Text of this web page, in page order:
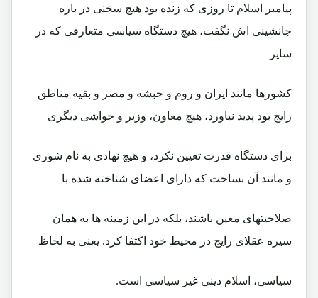
پیامبر اسلام تا روزی که زنده بود هیچ سخنی در باره
جانشینی اش نگفت، هیچ دستگاه سیاسی متعارفی که در
سایر
کشورها مانند ایران و روم و حبشه و مصر و بقیه مناطق
رایج بود پدید نیاورد، هیچ معاون، وزیر و حواشی دیگری
برای دستگاه قدرت تعیین نکرد، و هیچ نهادی به نام شوری
و مانند آن نساخت که دارای اعضای شناخته شده با
صلاحیتهای معین باشند، بلکه در این زمینه ها به همان
سیره عقلای رایج در محیط خود اکتفا کرد. یعنی به لحاظ
سیاسی، اسلام دینی غیر سیاسی است.